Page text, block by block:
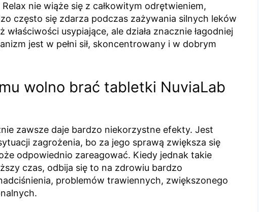
Relax nie wiąże się z całkowitym odrętwieniem,
często się zdarza podczas zażywania silnych leków
usypiające, ale działa znacznie łagodniej
jest w pełni sił, skoncentrowany i w dobrym
wolno brać tabletki NuviaLab
zawsze daje bardzo niekorzystne efekty. Jest
zagrożenia, bo za jego sprawą zwiększa się
odpowiednio zareagować. Kiedy jednak takie
czas, odbija się to na zdrowiu bardzo
problemów trawiennych, zwiększonego